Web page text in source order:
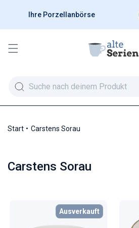
Ihre Porzellanbörse
Start Carstens Sorau
Kategorie:
Carstens Sorau
Ausverkauft